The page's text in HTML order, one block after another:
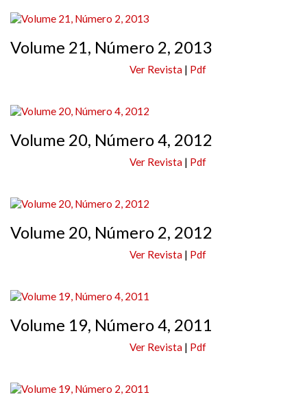
Volume 21, Número 2, 2013
Ver Revista | Pdf
Volume 20, Número 4, 2012
Ver Revista | Pdf
Volume 20, Número 2, 2012
Ver Revista | Pdf
Volume 19, Número 4, 2011
Ver Revista | Pdf